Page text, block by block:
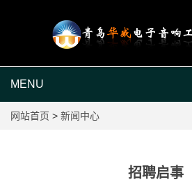
MENU
网站首页 > 新闻中心
招聘启事